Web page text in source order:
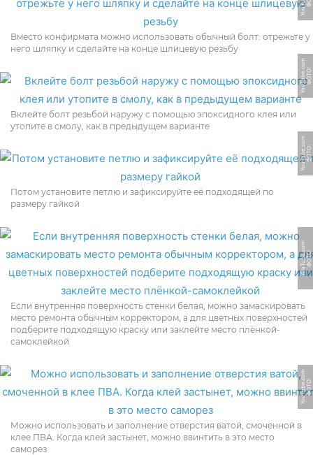
Вместо конфирмата можно использовать обычный болт: отрежьте у
него шляпку и сделайте на конце шлицевую резьбу
Ф
О
Т
О:
Y
o
u
T
u
b
e.
c
o
m
Вклейте болт резьбой наружу с помощью эпоксидного клея или
утопите в смолу, как в предыдущем варианте
Ф
О
Т
О:
Y
o
u
T
u
b
e.
c
o
m
Потом установите петлю и зафиксируйте её подходящей по
размеру гайкой
Ф
О
Т
О:
Y
o
u
T
u
b
e.
c
o
m
Если внутренняя поверхность стенки белая, можно замаскировать
место ремонта обычным корректором, а для цветных поверхностей
подберите подходящую краску или заклейте место плёнкой-
самоклейкой
Ф
О
Т
О:
Y
o
u
T
u
b
e.
c
o
m
Можно использовать и заполнение отверстия ватой, смоченной в
клее ПВА. Когда клей застынет, можно ввинтить в это место
саморез